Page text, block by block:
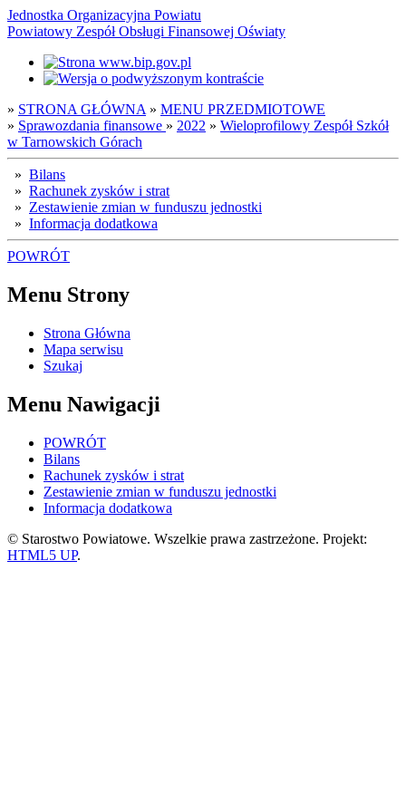
Jednostka Organizacyjna Powiatu
Powiatowy Zespół Obsługi Finansowej Oświaty
» STRONA GŁÓWNA » MENU PRZEDMIOTOWE
» Sprawozdania finansowe » 2022 » Wieloprofilowy Zespół Szkół
w Tarnowskich Górach
» Bilans
» Rachunek zysków i strat
» Zestawienie zmian w funduszu jednostki
» Informacja dodatkowa
POWRÓT
Menu Strony
Strona Główna
Mapa serwisu
Szukaj
Menu Nawigacji
POWRÓT
Bilans
Rachunek zysków i strat
Zestawienie zmian w funduszu jednostki
Informacja dodatkowa
© Starostwo Powiatowe. Wszelkie prawa zastrzeżone. Projekt:
HTML5 UP.